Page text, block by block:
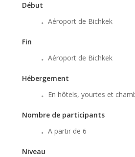
Début
Aéroport de Bichkek
Fin
Aéroport de Bichkek
Hébergement
En hôtels, yourtes et
Nombre de participants
A partir de 6
Niveau